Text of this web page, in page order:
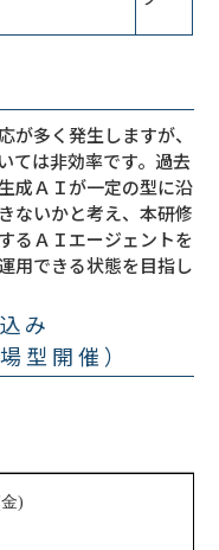
が多く発生しますが、
ては非効率です。過去
成ＡＩが一定の型に沿
ないかと考え、本研修
るＡＩエージェントを
用できる状態を目指し
み
型開催）